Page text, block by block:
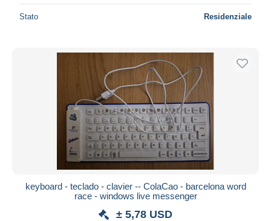
Stato Residenziale
keyboard - teclado - clavier -- ColaCao - barcelona word
race - windows live messenger
± 5,78 USD